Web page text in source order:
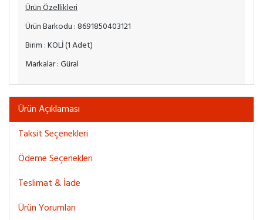
Ürün Özellikleri
Ürün Barkodu : 8691850403121
Birim : KOLİ (1 Adet)
Markalar : Güral
Ürün Açıklaması
Taksit Seçenekleri
Ödeme Seçenekleri
Teslimat & İade
Ürün Yorumları